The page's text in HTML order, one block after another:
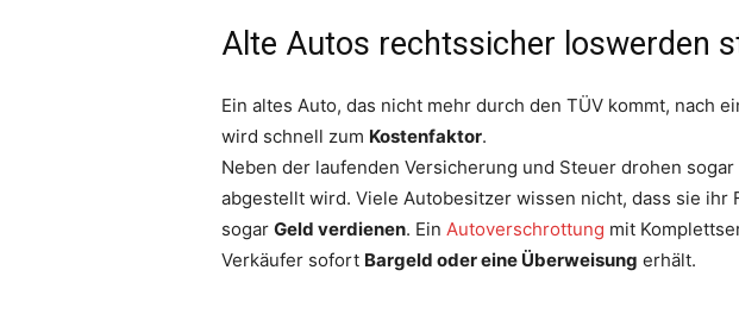
Alte Autos rechtssicher loswerden
Ein altes Auto, das nicht mehr durch den TÜV kommt, nach
wird schnell zum Kostenfaktor.
Neben der laufenden Versicherung und Steuer drohen sogar
abgestellt wird. Viele Autobesitzer wissen nicht, dass sie ihr
sogar Geld verdienen. Ein Autoverschrottung mit
Verkäufer sofort Bargeld oder eine Überweisung erhält.